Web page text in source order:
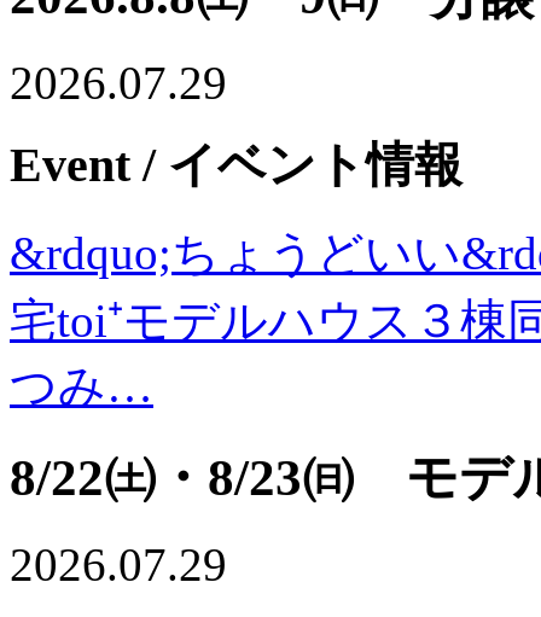
2026.07.29
Event/ イベント情報
&rdquo;ちょうどいい
宅toi⁺モデルハウス３棟
つみ…
8/22㈯・8/23㈰ モデ
2026.07.29